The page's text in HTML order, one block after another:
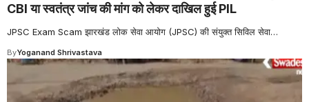
CBI या स्वतंत्र जांच की मांग को लेकर दाखिल हुई PIL
JPSC Exam Scam झारखंड लोक सेवा आयोग (JPSC) की संयुक्त सिविल सेवा…
ByYoganand Shrivastava